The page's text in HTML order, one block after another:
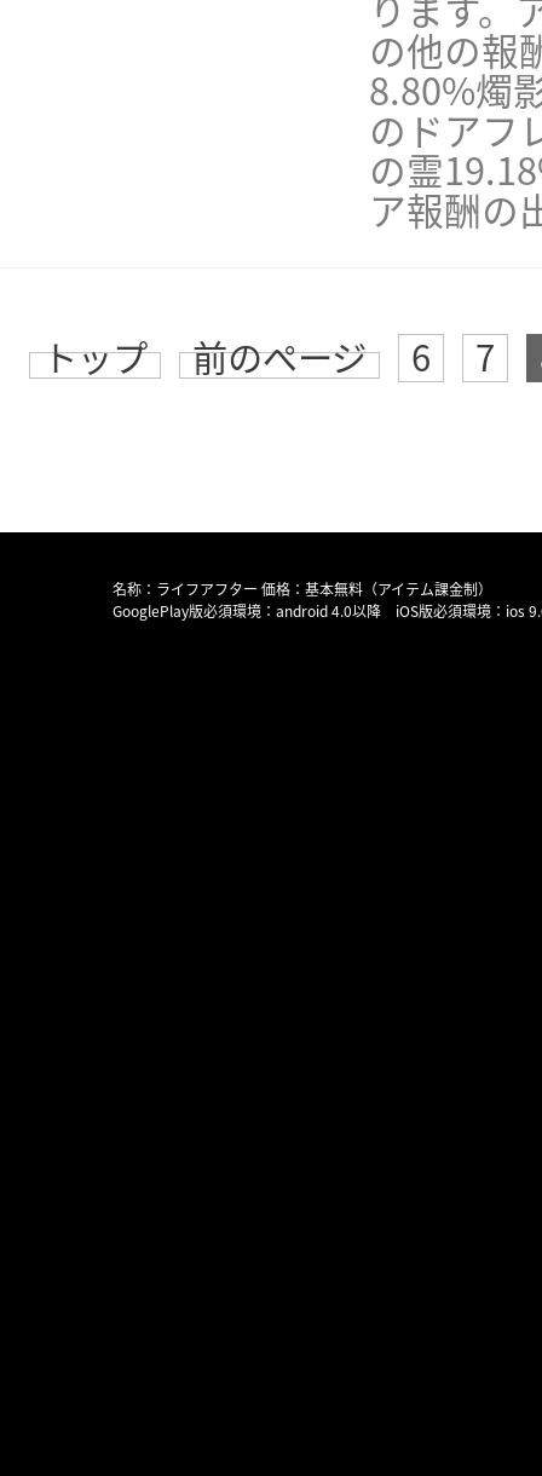
ります。
の他の報
8.80%燭
のドアフ
の霊
ア報酬の
トップ 前のページ 6 7
名称：ライフアフター 価格：基本無料（アイテム課金制）
GooglePlay版必須環境：android 4.0以降 iOS版必須環境：ios